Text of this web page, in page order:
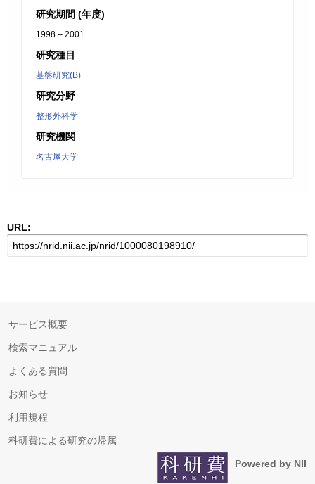
研究期間 (年度)
1998 – 2001
研究種目
基盤研究(B)
研究分野
整形外科学
研究機関
名古屋大学
URL:
サービス概要
検索マニュアル
よくある質問
お知らせ
利用規程
科研費による研究の帰属
Powered by NII